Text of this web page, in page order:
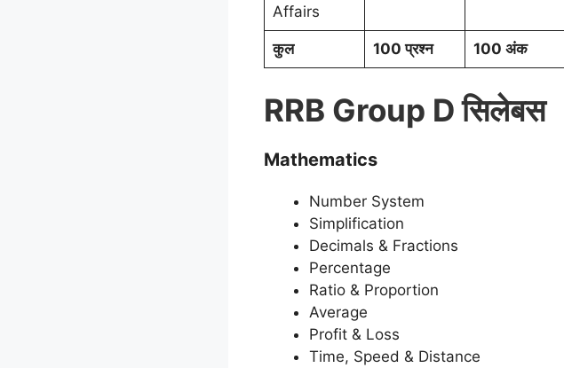
Affairs
कुल 100 प्रश्न 100 अंक
RRB Group D सिलेबस
Mathematics
Number System
Simplification
Decimals & Fractions
Percentage
Ratio & Proportion
Average
Profit & Loss
Time, Speed & Distance